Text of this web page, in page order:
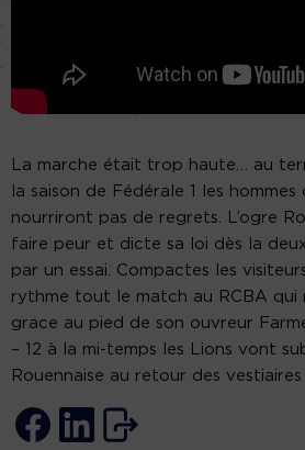
La marche était trop haute… au
la saison de Fédérale 1 les
nourriront pas de regrets. L’ogre
faire peur et dicte sa loi dès la
par un essai. Compactes les
rythme tout le match au RCBA qui
grace au pied de son ouvreur
– 12 à la mi-temps les Lions vont
Rouennaise au retour des vestiaires